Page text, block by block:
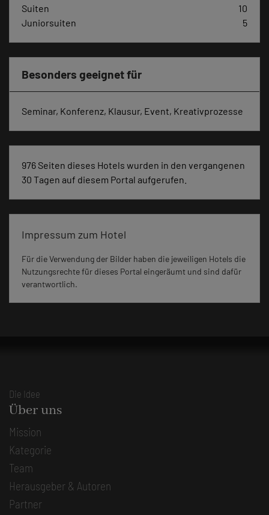
Suiten
10
Juniorsuiten
5
Besonders geeignet für
Seminar, Konferenz, Klausur, Event, Kreativprozesse
976 Seiten dieses Hotels wurden in den vergangenen
30 Tagen auf diesem Portal aufgerufen.
Impressum zum Hotel
Für die Verwendung der Bilder haben die jeweiligen Hotels die
Nutzungsrechte für dieses Portal eingeräumt und sind dafür
verantwortlich.
Die Idee
Über uns
Mission
Kategorie
Team
Herausgeber & Autoren
Partner